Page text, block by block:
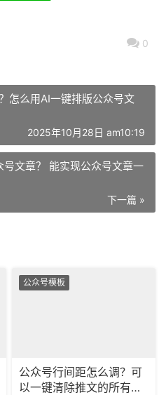
0
怎么用AI一键排版公众号文
2025年10月28日 am10:19
文章？ 能实现公众号文章一
下一篇 »
公众号模板
公众号行间距怎么调？可
以一键清除推文的所有空